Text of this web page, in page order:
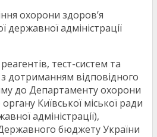
охорони здоров’я
адміністрації
тест-систем та
дотриманням відповідного
до Департаменту охорони
Київської міської ради
адміністрації),
бюджету України